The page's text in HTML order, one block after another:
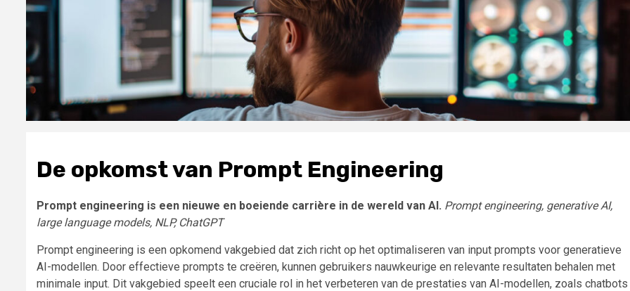
De opkomst van Prompt Engineering
Prompt engineering is een nieuwe en boeiende carrière in de wereld van AI. Prompt engineering, generative AI,
large language models, NLP, ChatGPT
Prompt engineering is een opkomend vakgebied dat zich richt op het optimaliseren van input prompts voor generatieve
AI-modellen. Door effectieve prompts te creëren, kunnen gebruikers nauwkeurige en relevante resultaten behalen met
minimale input. Dit vakgebied speelt een cruciale rol in het verbeteren van de prestaties van AI-modellen, zoals chatbots